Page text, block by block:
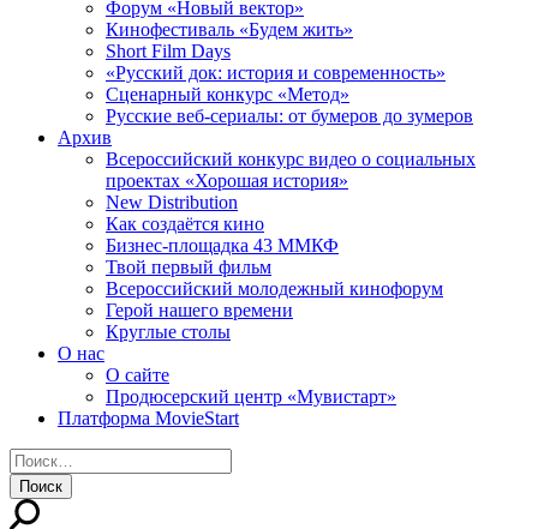
Форум «Новый вектор»
Кинофестиваль «Будем жить»
Short Film Days
«Русский док: история и современность»
Сценарный конкурс «Метод»
Русские веб-сериалы: от бумеров до зумеров
Архив
Всероссийский конкурс видео о социальных
проектах «Хорошая история»
New Distribution
Как создаётся кино
Бизнес-площадка 43 ММКФ
Твой первый фильм
Всероссийский молодежный кинофорум
Герой нашего времени
Круглые столы
О нас
О сайте
Продюсерский центр «Мувистарт»
Платформа MovieStart